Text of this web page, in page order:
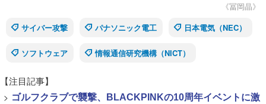
《冨岡晶》
サイバー攻撃
パナソニック電工 日本電気（NEC）
ソフトウェア 情報通信研究機構（NICT）
【注目記事】
> ゴルフクラブで襲撃、BLACKPINKの10周年イベントに激